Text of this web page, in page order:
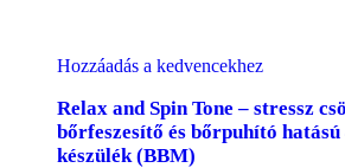
Hozzáadás a kedvencekhez
Relax and Spin Tone – stressz
bőrfeszesítő és bőrpuhító
készülék (BBM)